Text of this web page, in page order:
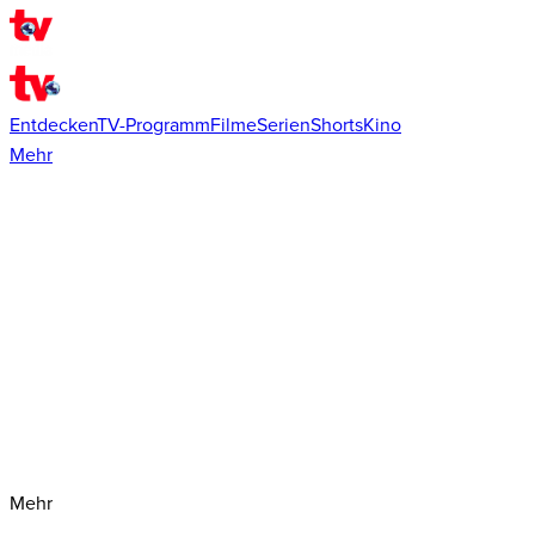
EntdeckenTV-ProgrammFilmeSerienShortsKino
Mehr
Mehr